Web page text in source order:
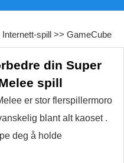
Internett-spill >> GameCube
din Super
spill
er stor flerspillermoro
blant alt kaoset .
deg å holde